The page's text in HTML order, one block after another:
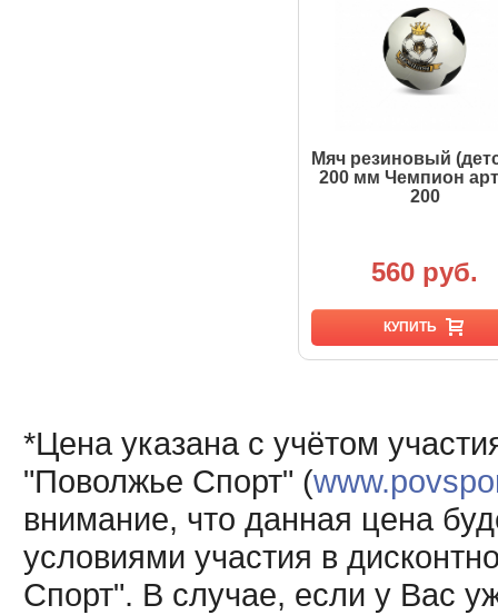
Мяч резиновый
200 мм Чемпион
200
560 руб.
КУПИТЬ
*Цена указана с учётом
"Поволжье Спорт" (
внимание, что данная цена
условиями участия в
Спорт". В случае, если у Вас